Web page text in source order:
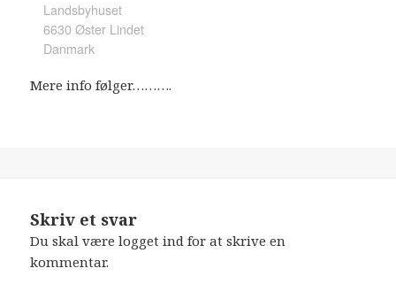
Landsbyhuset
6630 Øster Lindet
Danmark
Mere info følger……….
Skriv et svar
Du skal værelogget ind for at skrive en
kommentar.